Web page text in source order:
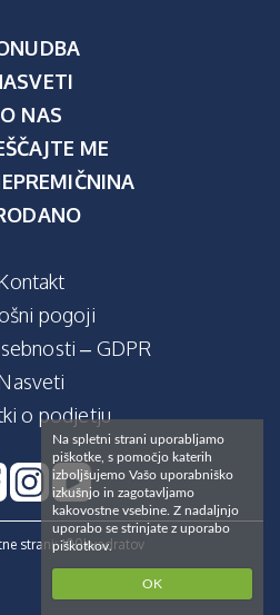
O NAS
ME
pogoji
– GDPR
o podjetju
strani:100kvadratov
Na spletni strani uporabljamo
piškotke, s pomočjo katerih
izboljšujemo Vašo uporabniško
izkušnjo in zagotavljamo
kakovostne vsebine. Z nadaljnjo
uporabo se strinjate z uporabo
piškotkov.
OK